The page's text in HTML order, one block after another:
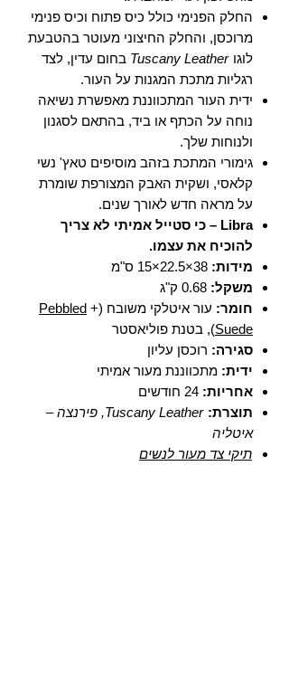
החלק הפנימי כולל כיס פתוח וכיס פנימי
מרוכסן, והחלק החיצוני מעוטר בהטבעת
לוגו Tuscany Leather בחום עדין, לצד
רגליות מתכת המגנות על העור.
ידית העור המתכווננת מאפשרת נשיאה
נוחה על הכתף או ביד, בהתאם לסגנון
ולנוחות שלך.
גימורי המתכת בזהב מוסיפים טאץ' נשי
קלאסי, ושקית האבק המצורפת שומרת
על מראה חדש לאורך שנים.
Libra – כי סטייל אמיתי לא צריך
להוכיח את עצמו.
מידות:
משקל:
חומר: עור איטלקי משובח ( Pebbled +
Suede), בטנת פוליאסטר
סגירה: רוכסן עליון
ידית: מתכווננת מעור אמיתי
אחריות:
תוצרת:
Tuscany Leather, פירנצה –
איטליה
תיקי צד מעור לנשים